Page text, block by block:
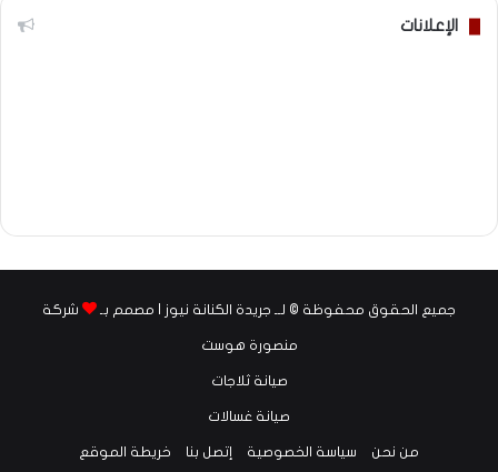
الإعلانات
جميع الحقوق محفوظة © لــ جريدة الكنانة نيوز | مصمم بـ شركة
منصورة هوست
صيانة ثلاجات
صيانة غسالات
من نحن سياسة الخصوصية إتصل بنا خريطة الموقع